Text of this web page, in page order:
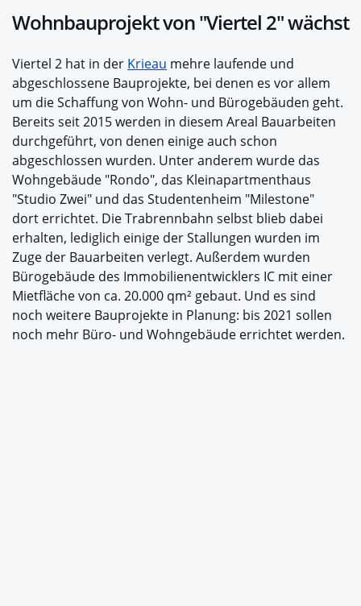
Wohnbauprojekt von "Viertel 2" wächst
Viertel 2 hat in der Krieau mehre laufende und
abgeschlossene Bauprojekte, bei denen es vor allem
um die Schaffung von Wohn- und Bürogebäuden geht.
Bereits seit 2015 werden in diesem Areal Bauarbeiten
durchgeführt, von denen einige auch schon
abgeschlossen wurden. Unter anderem wurde das
Wohngebäude "Rondo", das Kleinapartmenthaus
"Studio Zwei" und das Studentenheim "Milestone"
dort errichtet. Die Trabrennbahn selbst blieb dabei
erhalten, lediglich einige der Stallungen wurden im
Zuge der Bauarbeiten verlegt. Außerdem wurden
Bürogebäude des Immobilienentwicklers IC mit einer
Mietfläche von ca. 20.000 qm² gebaut. Und es sind
noch weitere Bauprojekte in Planung: bis 2021 sollen
noch mehr Büro- und Wohngebäude errichtet werden.